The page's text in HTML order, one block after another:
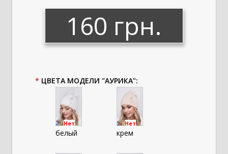
160 грн.
* ЦВЕТА МОДЕЛИ "АУРИКА":
Нет
белый
Нет
крем